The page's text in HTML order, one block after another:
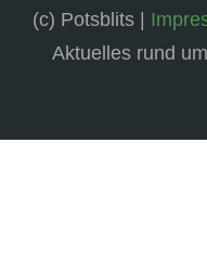
(c) Potsblits |
Aktuelles rund